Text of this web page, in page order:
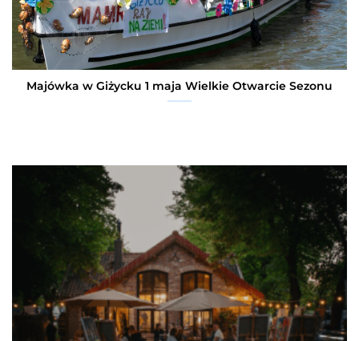
Majówka w Giżycku 1 maja Wielkie Otwarcie Sezonu